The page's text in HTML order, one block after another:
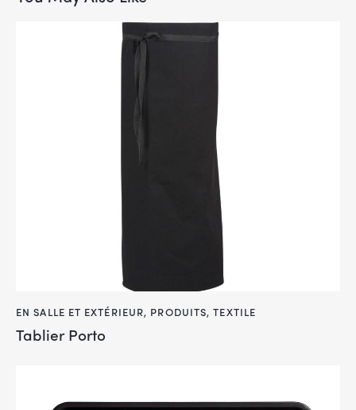
EN SALLE ET EXTÉRIEUR, PRODUITS,TEXTILE
Tablier Porto